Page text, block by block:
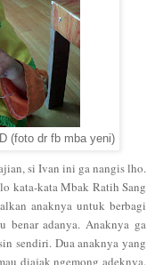
(foto dr fb mba yeni)
si Ivan ini ga nangis lho.
kata-kata Mbak Ratih Sang
anaknya untuk berbagi
benar adanya. Anaknya ga
sendiri. Dua anaknya yang
diajak ngemong adeknya.